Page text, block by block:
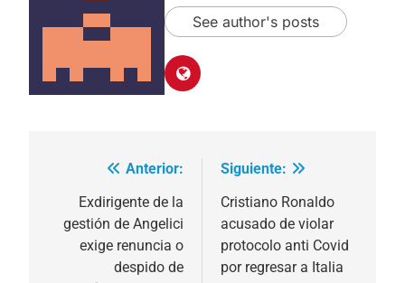
See author's posts
Navegación
entradas
Anterior:
Exdirigente de la
gestión de Angelici
exige renuncia o
despido de
Siguiente:
Cristiano Ronaldo
acusado de violar
protocolo anti Covid
por regresar a Italia